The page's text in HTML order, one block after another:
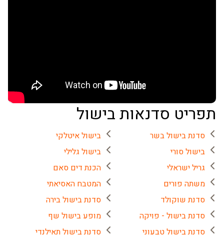
תפריט סדנאות בישול
סדנת בישול בשר
בישול איטלקי
בישול סורי
בישול גלילי
גריל ישראלי
הכנת דים סאם
משתה פורים
המטבח האסיאתי
סדנת שוקולד
סדנת בישול בירה
סדנת בישול - פויקה
מופע בישול שף
סדנת בישול טבעוני
סדנת בישול תאילנדי